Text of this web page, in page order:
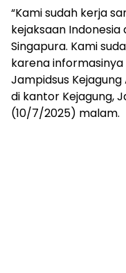
dari
SARA,
narkoba
dan
berita
asusila
Media
Cetak
“Kami sudah kerja
kejaksaan Indonesia
Singapura. Kami
karena informasinya
Jampidsus
di kantor Kejagung,
(10/7/2025) malam.